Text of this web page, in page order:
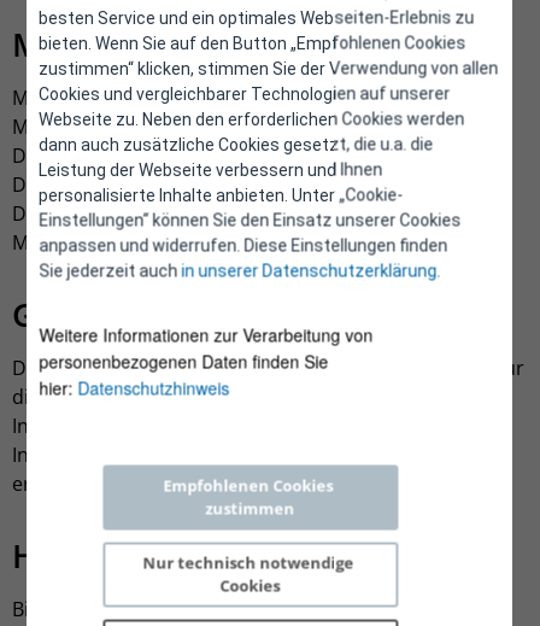
besten Service und ein optimales Webseiten-Erlebnis zu
bieten. Wenn Sie auf den Button „Empfohlenen Cookies
zustimmen“ klicken, stimmen Sie der Verwendung von allen
Cookies und vergleichbarer Technologien auf unserer
Webseite zu. Neben den erforderlichen Cookies werden
dann auch zusätzliche Cookies gesetzt, die u.a. die
Leistung der Webseite verbessern und Ihnen
personalisierte Inhalte anbieten. Unter „Cookie-
Einstellungen“ können Sie den Einsatz unserer Cookies
anpassen und widerrufen. Diese Einstellungen finden
Sie jederzeit auchin unserer Datenschutzerklärung
Weitere Informationen zur Verarbeitung von
personenbezogenen Daten finden Sie
hier: Datenschutzhinweis
Empfohlenen Cookies
zustimmen
Nur technisch notwendige
Cookies
Mitglieder des Aufsichtsrates
Mag. Jürgen Streitner (Vorsitzende)
Mag. Dorothea Herzele (Stv. Vorsitzende)
Dipl.-Kffr. Marion Swoboda-Brachvogel, MSc.
Dr. Severin Gruber, LL.M.
Dr. Johannes Mrazek (Vertreter des Betriebsrates)
Mag. Eva Lacher (Vertreterin des Betriebsrates)
Grundlegende Richtung
Die Website der E-Control ist ein Informationsservice für
die breite Öffentlichkeit. Auf dieser Website finden Sie
Informationen über die Organisation E-Control sowie
Inhalte, die sich mit unterschiedlichsten
energierelevanten Themen befassen.
Haftungsausschluss
Bitte beachten Sie, dass die Website der E-Control der